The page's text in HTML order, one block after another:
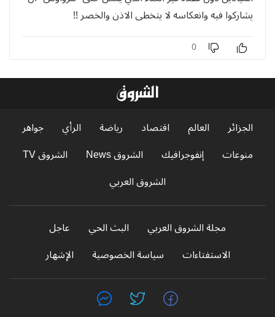
يشاركوا فيه وانعكاسه لا يتخطى الاذن والخصر !!
0
الجزائر العالم اقتصاد رياضة الرأي
جواهر
منوعات
إنفوجرافيك الشروق News
الشروق TV
الشروق العربي
مجلة الشروق العربي البث الحي
عاجل
الاستفتاءات
سياسة الخصوصية الإشهار